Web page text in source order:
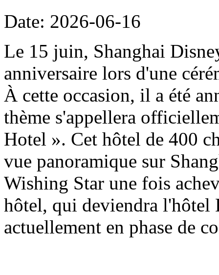
Date: 2026-06-16
Le 15 juin, Shanghai
anniversaire lors d'une
À cette occasion, il a été
thème s'appellera
Hotel ». Cet hôtel de 400
vue panoramique sur
Wishing Star une fois
hôtel, qui deviendra l'hôtel
actuellement en phase de